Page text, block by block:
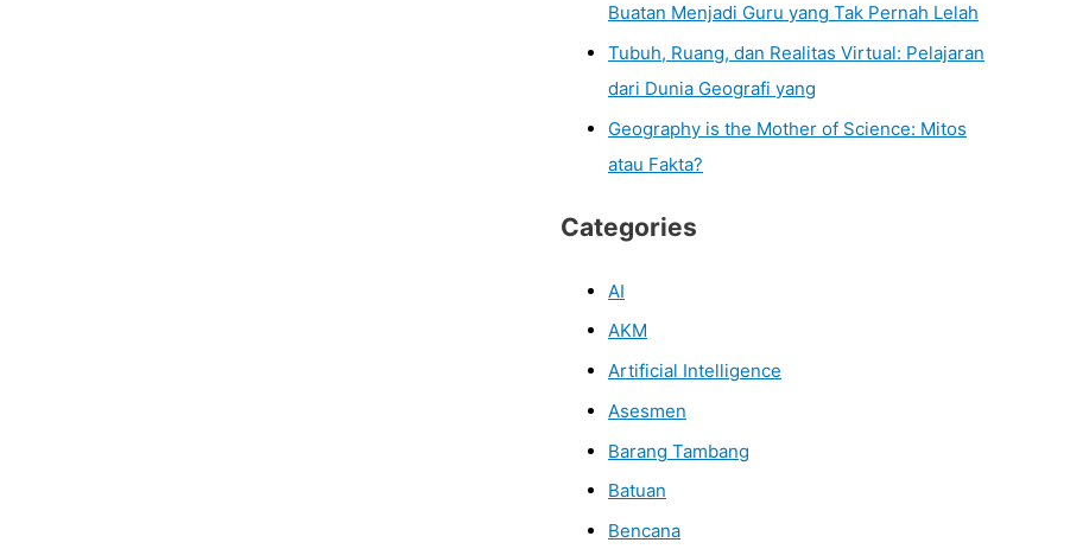
Buatan Menjadi Guru yang Tak Pernah Lelah
Tubuh, Ruang, dan Realitas Virtual: Pelajaran
dari Dunia Geografi yang
Geography is the Mother of Science: Mitos
atau Fakta?
Categories
AI
AKM
Artificial Intelligence
Asesmen
Barang Tambang
Batuan
Bencana